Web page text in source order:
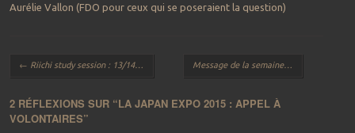
Aurélie Vallon (FDO pour ceux qui se poseraient la question)
Navigation des articles
← Riichi study session : 13/14 juin. Message de la semaine
2 RÉFLEXIONS SUR “LA JAPAN EXPO 2015 : APPEL À
VOLONTAIRES”